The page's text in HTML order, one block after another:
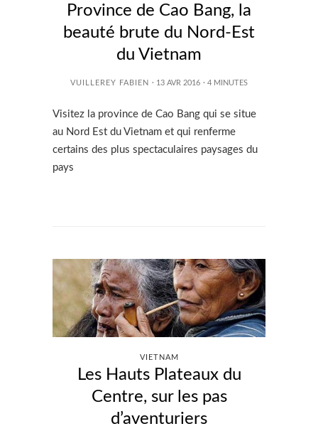
Province de Cao Bang, la
beauté brute du Nord-Est
du Vietnam
VUILLEREY FABIEN · 13 AVR 2016 · 4 MINUTES
Visitez la province de Cao Bang qui se situe
au Nord Est du Vietnam et qui renferme
certains des plus spectaculaires paysages du
pays
VIETNAM
Les Hauts Plateaux du
Centre, sur les pas
d’aventuriers